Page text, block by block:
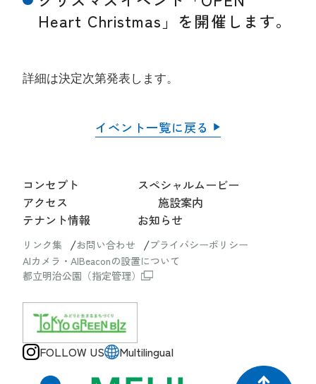
Heart Christmas」を開催します。
詳細は決定次第発表します。
イベント一覧に戻る
コンセプト
施設案内
テナント情報
スペシャルムービー
アクセス
お知らせ
リンク集 お問い合わせ
プライバシーポリシー
AIカメラ・AIBeaconの設置について
都立明治公園（指定管理）
FOLLOW US Multilingual